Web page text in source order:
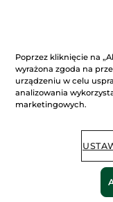
Pokaż
Poprzez kliknięcie na
wyrażona zgoda na
urządzeniu w celu
analizowania
marketingowych.